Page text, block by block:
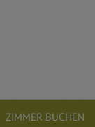
ZIMMER BUCHEN